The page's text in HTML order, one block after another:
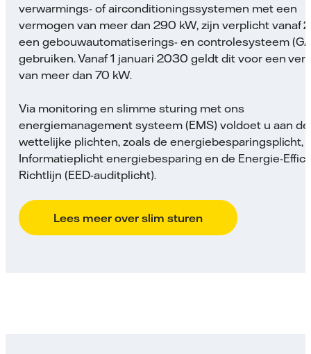
verwarmings- of airconditioningssystemen met een
vermogen van meer dan 290 kW, zijn verplicht vanaf
een gebouwautomatiserings- en controlesysteem
gebruiken. Vanaf 1 januari 2030 geldt dit voor een
van meer dan 70 kW.
Via monitoring en slimme sturing met ons
energiemanagement systeem (EMS) voldoet u aan de
wettelijke plichten, zoals de energiebesparingsplicht,
Informatieplicht energiebesparing en de Energie-
Richtlijn (EED-auditplicht).
Lees meer over slim sturen